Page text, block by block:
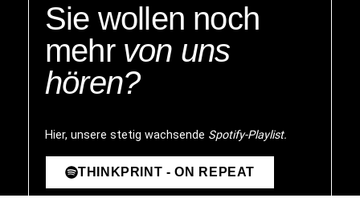
Sie wollen noch
mehr von uns
hören?
Hier, unsere stetig wachsende Spotify-Playlist.
THINKPRINT - ON REPEAT